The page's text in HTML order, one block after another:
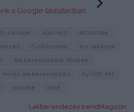
a Google-találataidban.
kanapé alaprajz
előszoba
fürdőszoba
kis lakások
lakberendezési ötletek
nőies lakberendezés
nyitott tér
szürke zöld
Lakberendezés trendMagazin